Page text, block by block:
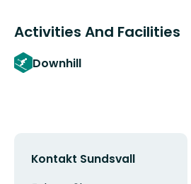
Activities And Facilities
Downhill
Kontakt Sundsvall